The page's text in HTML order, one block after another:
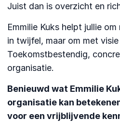
Juist dan is overzicht en
Emmilie Kuks helpt jullie
in twijfel, maar om met
Toekomstbestendig,
organisatie.
Benieuwd wat Emmilie
organisatie kan
voor een vrijblijvende